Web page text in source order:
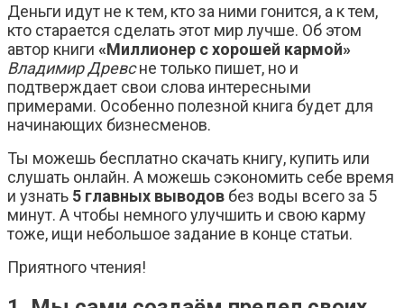
Деньги идут не к тем, кто за ними гонится, а к тем,
кто старается сделать этот мир лучше. Об этом
автор книги «Миллионер с хорошей кармой»
Владимир Древсне только пишет, но и
подтверждает свои слова интересными
примерами. Особенно полезной книга будет для
начинающих бизнесменов.
Ты можешь бесплатно скачать книгу, купить или
слушать онлайн. А можешь сэкономить себе время
и узнать 5 главных выводов без воды всего за 5
минут. А чтобы немного улучшить и свою карму
тоже, ищи небольшое задание в конце статьи.
Приятного чтения!